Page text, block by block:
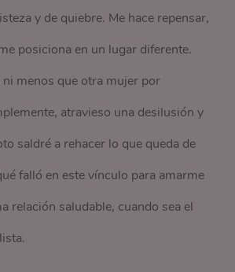
y de quiebre. Me hace repensar,
posiciona en un lugar diferente.
menos que otra mujer por
atravieso una desilusión y
saldré a rehacer lo que queda de
falló en este vínculo para amarme
relación saludable, cuando sea el